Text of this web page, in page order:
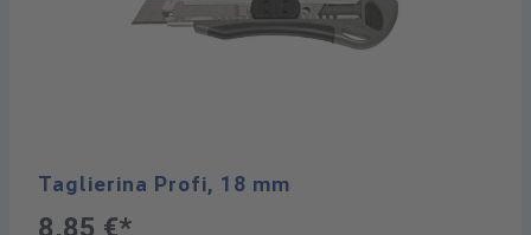
Taglierina Profi, 18 mm
8,85 €*